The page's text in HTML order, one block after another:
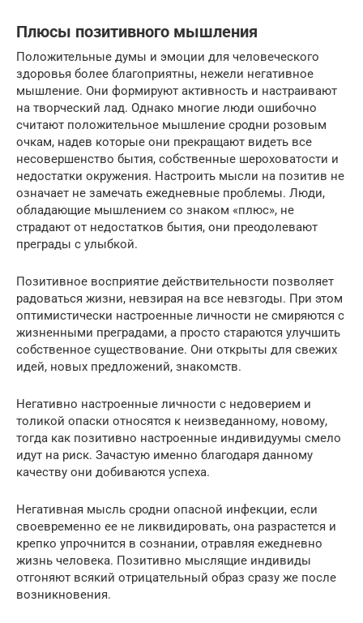
Плюсы позитивного мышления
Положительные думы и эмоции для человеческого
здоровья более благоприятны, нежели негативное
мышление. Они формируют активность и настраивают
на творческий лад. Однако многие люди ошибочно
считают положительное мышление сродни розовым
очкам, надев которые они прекращают видеть все
несовершенство бытия, собственные шероховатости и
недостатки окружения. Настроить мысли на позитив не
означает не замечать ежедневные проблемы. Люди,
обладающие мышлением со знаком «плюс», не
страдают от недостатков бытия, они преодолевают
преграды с улыбкой.
Позитивное восприятие действительности позволяет
радоваться жизни, невзирая на все невзгоды. При этом
оптимистически настроенные личности не смиряются с
жизненными преградами, а просто стараются улучшить
собственное существование. Они открыты для свежих
идей, новых предложений, знакомств.
Негативно настроенные личности с недоверием и
толикой опаски относятся к неизведанному, новому,
тогда как позитивно настроенные индивидуумы смело
идут на риск. Зачастую именно благодаря данному
качеству они добиваются успеха.
Негативная мысль сродни опасной инфекции, если
своевременно ее не ликвидировать, она разрастется и
крепко упрочнится в сознании, отравляя ежедневно
жизнь человека. Позитивно мыслящие индивиды
отгоняют всякий отрицательный образ сразу же после
возникновения.